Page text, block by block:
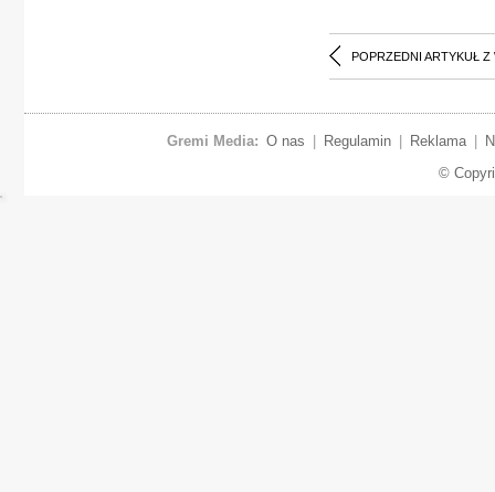
POPRZEDNI ARTYKUŁ Z
Gremi Media: O nas Regulamin Reklama
©